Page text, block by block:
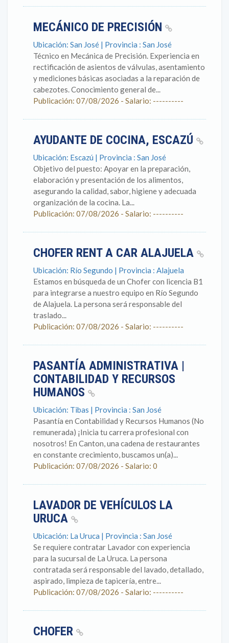
MECÁNICO DE PRECISIÓN
Ubicación: San José | Provincia : San José
Técnico en Mecánica de Precisión. Experiencia en
rectificación de asientos de válvulas, asentamiento
y mediciones básicas asociadas a la reparación de
cabezotes. Conocimiento general de...
Publicación: 07/08/2026 - Salario: ----------
AYUDANTE DE COCINA, ESCAZÚ
Ubicación: Escazú | Provincia : San José
Objetivo del puesto: Apoyar en la preparación,
elaboración y presentación de los alimentos,
asegurando la calidad, sabor, higiene y adecuada
organización de la cocina. La...
Publicación: 07/08/2026 - Salario: ----------
CHOFER RENT A CAR ALAJUELA
Ubicación: Río Segundo | Provincia : Alajuela
Estamos en búsqueda de un Chofer con licencia B1
para integrarse a nuestro equipo en Río Segundo
de Alajuela. La persona será responsable del
traslado...
Publicación: 07/08/2026 - Salario: ----------
PASANTÍA ADMINISTRATIVA |
CONTABILIDAD Y RECURSOS
HUMANOS
Ubicación: Tibas | Provincia : San José
Pasantía en Contabilidad y Recursos Humanos (No
remunerada) ¡Inicia tu carrera profesional con
nosotros! En Canton, una cadena de restaurantes
en constante crecimiento, buscamos un(a)...
Publicación: 07/08/2026 - Salario: 0
LAVADOR DE VEHÍCULOS LA
URUCA
Ubicación: La Uruca | Provincia : San José
Se requiere contratar Lavador con experiencia
para la sucursal de La Uruca. La persona
contratada será responsable del lavado, detallado,
aspirado, limpieza de tapicería, entre...
Publicación: 07/08/2026 - Salario: ----------
CHOFER